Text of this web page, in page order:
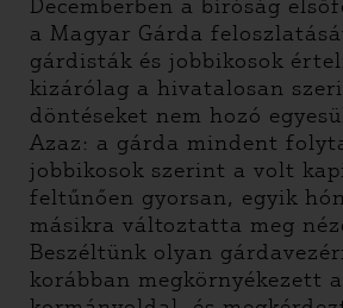
Decemberben a bíróság
a Magyar Gárda
gárdisták és jobbikosok
kizárólag a hivatalosan
döntéseket nem hozó
Azaz: a gárda mindent
jobbikosok szerint a volt
feltűnően gyorsan, egyik
másikra változtatta meg
Beszéltünk olyan
korábban megkörnyékezett a